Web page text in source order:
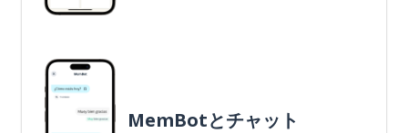
MemBotとチャット